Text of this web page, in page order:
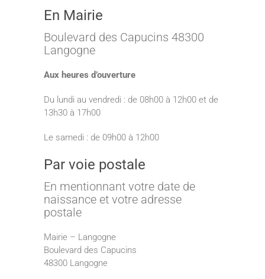
En Mairie
Boulevard des Capucins 48300
Langogne
Aux heures d’ouverture
Du lundi au vendredi : de 08h00 à 12h00 et de
13h30 à 17h00
Le samedi : de 09h00 à 12h00
Par voie postale
En mentionnant votre date de
naissance et votre adresse
postale
Mairie – Langogne
Boulevard des Capucins
48300 Langogne